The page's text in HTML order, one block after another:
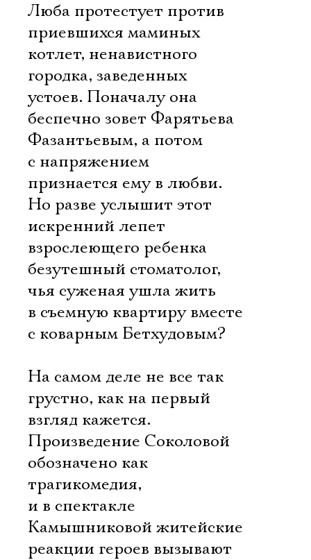
Люба протестует против
приевшихся маминых
котлет, ненавистного
городка, заведенных
устоев. Поначалу она
беспечно зовет Фарятьева
Фазантьевым, а потом
с напряжением
признается ему в любви.
Но разве услышит этот
искренний лепет
взрослеющего ребенка
безутешный стоматолог,
чья суженая ушла жить
в съемную квартиру вместе
с коварным Бетхудовым?
На самом деле не все так
грустно, как на первый
взгляд кажется.
Произведение Соколовой
обозначено как
трагикомедия,
и в спектакле
Камышниковой житейские
реакции героев вызывают